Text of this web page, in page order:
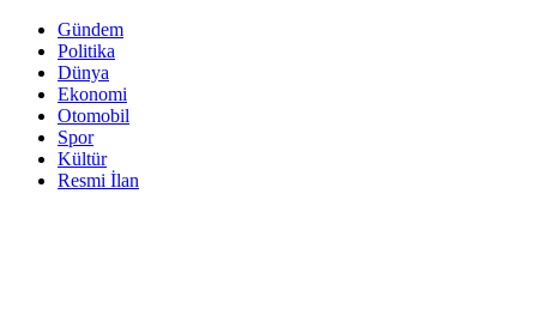
Gündem
Politika
Dünya
Ekonomi
Otomobil
Spor
Kültür
Resmi İlan